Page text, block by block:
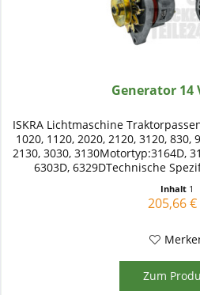
Generator 14
ISKRA Lichtmaschine
1020, 1120, 2020, 2120, 3120, 830,
2130, 3030, 3130Motortyp:3164D,
6303D, 6329DTechnische
Inhalt 1
205,66
Zum